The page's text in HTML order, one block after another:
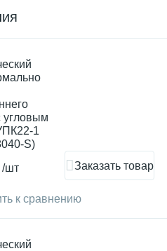
к сравнению
угловым
1
S)
/шт Заказать товар